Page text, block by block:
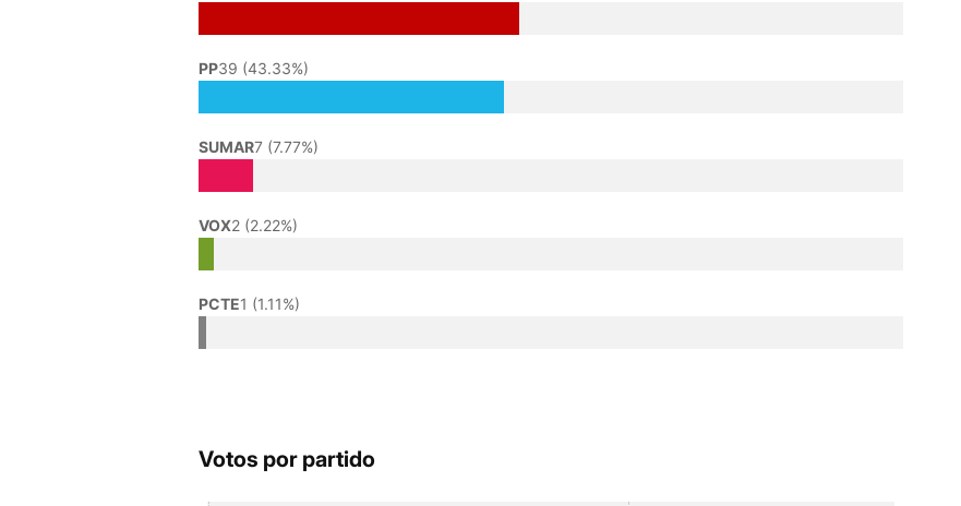
PP39 (43.33%)
SUMAR7 (7.77%)
VOX2 (2.22%)
PCTE1 (1.11%)
Votos por partido